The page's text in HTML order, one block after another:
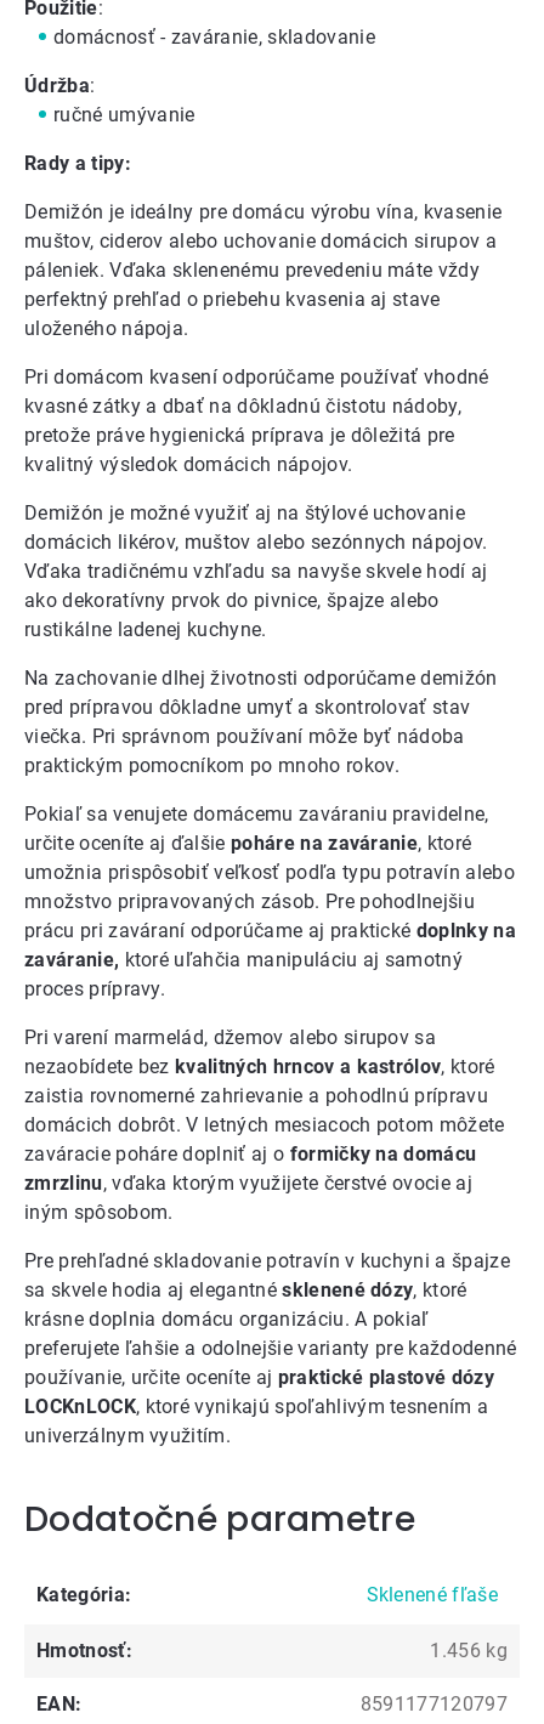
Použitie:
domácnosť - zaváranie, skladovanie
Údržba:
ručné umývanie
Rady a tipy:
Demižón je ideálny pre domácu výrobu vína, kvasenie
muštov, ciderov alebo uchovanie domácich sirupov a
páleniek. Vďaka sklenenému prevedeniu máte vždy
perfektný prehľad o priebehu kvasenia aj stave
uloženého nápoja.
Pri domácom kvasení odporúčame používať vhodné
kvasné zátky a dbať na dôkladnú čistotu nádoby,
pretože práve hygienická príprava je dôležitá pre
kvalitný výsledok domácich nápojov.
Demižón je možné využiť aj na štýlové uchovanie
domácich likérov, muštov alebo sezónnych nápojov.
Vďaka tradičnému vzhľadu sa navyše skvele hodí aj
ako dekoratívny prvok do pivnice, špajze alebo
rustikálne ladenej kuchyne.
Na zachovanie dlhej životnosti odporúčame demižón
pred prípravou dôkladne umyť a skontrolovať stav
viečka. Pri správnom používaní môže byť nádoba
praktickým pomocníkom po mnoho rokov.
Pokiaľ sa venujete domácemu zaváraniu pravidelne,
určite oceníte aj ďalšiepoháre na zaváranie, ktoré
umožnia prispôsobiť veľkosť podľa typu potravín alebo
množstvo pripravovaných zásob. Pre pohodlnejšiu
prácu pri zaváraní odporúčame aj praktické doplnky na
zaváranie, ktoré uľahčia manipuláciu aj samotný
proces prípravy.
Pri varení marmelád, džemov alebo sirupov sa
nezaobídete bezkvalitných hrncov a kastrólov, ktoré
zaistia rovnomerné zahrievanie a pohodlnú prípravu
domácich dobrôt. V letných mesiacoch potom môžete
zaváracie poháre doplniť aj o formičky na domácu
zmrzlinu, vďaka ktorým využijete čerstvé ovocie aj
iným spôsobom.
Pre prehľadné skladovanie potravín v kuchyni a špajze
sa skvele hodia aj elegantnésklenené dózy, ktoré
krásne doplnia domácu organizáciu. A pokiaľ
preferujete ľahšie a odolnejšie varianty pre každodenné
používanie, určite oceníte aj praktické plastové dózy
LOCKnLOCK, ktoré vynikajú spoľahlivým tesnením a
univerzálnym využitím.
Dodatočné parametre
Kategória: Sklenené fľaše
Hmotnosť: 1.456 kg
EAN: 8591177120797